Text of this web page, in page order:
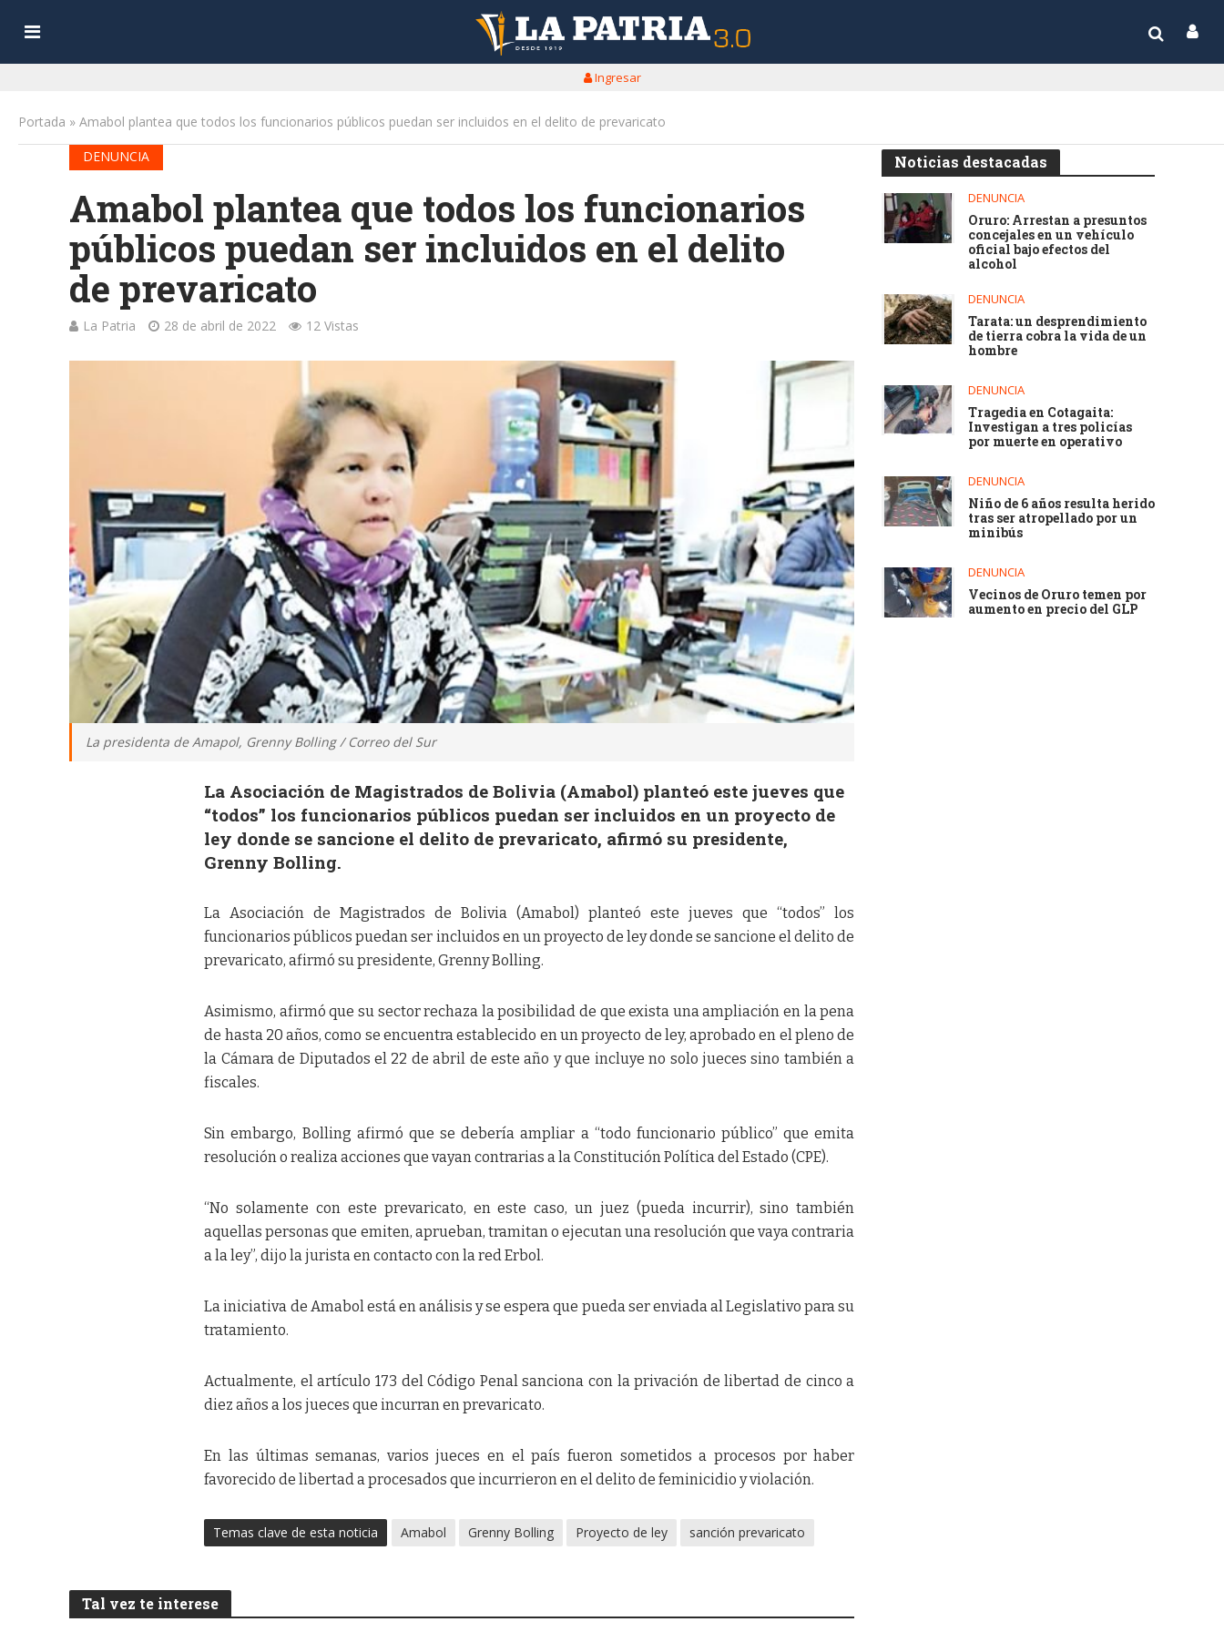
Ingresar
Portada » Amabol plantea que todos los funcionarios públicos puedan ser incluidos en el delito de prevaricato
DENUNCIA
Amabol plantea que todos los funcionarios
públicos puedan ser incluidos en el delito
de prevaricato
La Patria 28 de abril de 2022 12 Vistas
La presidenta de Amapol, Grenny Bolling / Correo del Sur
La Asociación de Magistrados de Bolivia (Amabol) planteó este jueves que
“todos” los funcionarios públicos puedan ser incluidos en un proyecto de
ley donde se sancione el delito de prevaricato, afirmó su presidente,
Grenny Bolling.
La Asociación de Magistrados de Bolivia (Amabol) planteó este jueves que “todos” los
funcionarios públicos puedan ser incluidos en un proyecto de ley donde se sancione el delito de
prevaricato, afirmó su presidente, Grenny Bolling.
Asimismo, afirmó que su sector rechaza la posibilidad de que exista una ampliación en la pena
de hasta 20 años, como se encuentra establecido en un proyecto de ley, aprobado en el pleno de
la Cámara de Diputados el 22 de abril de este año y que incluye no solo jueces sino también a
fiscales.
Sin embargo, Bolling afirmó que se debería ampliar a “todo funcionario público” que emita
resolución o realiza acciones que vayan contrarias a la Constitución Política del Estado (CPE).
“No solamente con este prevaricato, en este caso, un juez (pueda incurrir), sino también
aquellas personas que emiten, aprueban, tramitan o ejecutan una resolución que vaya contraria
a la ley”, dijo la jurista en contacto con la red Erbol.
La iniciativa de Amabol está en análisis y se espera que pueda ser enviada al Legislativo para su
tratamiento.
Actualmente, el artículo 173 del Código Penal sanciona con la privación de libertad de cinco a
diez años a los jueces que incurran en prevaricato.
En las últimas semanas, varios jueces en el país fueron sometidos a procesos por haber
favorecido de libertad a procesados que incurrieron en el delito de feminicidio y violación.
Temas clave de esta noticia Amabol Grenny Bolling Proyecto de ley sanción prevaricato
Tal vez te interese
Noticias destacadas
DENUNCIA
Oruro: Arrestan a presuntos
concejales en un vehículo
oficial bajo efectos del
alcohol
DENUNCIA
Tarata: un desprendimiento
de tierra cobra la vida de un
hombre
DENUNCIA
Tragedia en Cotagaita:
Investigan a tres policías
por muerte en operativo
DENUNCIA
Niño de 6 años resulta herido
tras ser atropellado por un
minibús
DENUNCIA
Vecinos de Oruro temen por
aumento en precio del GLP